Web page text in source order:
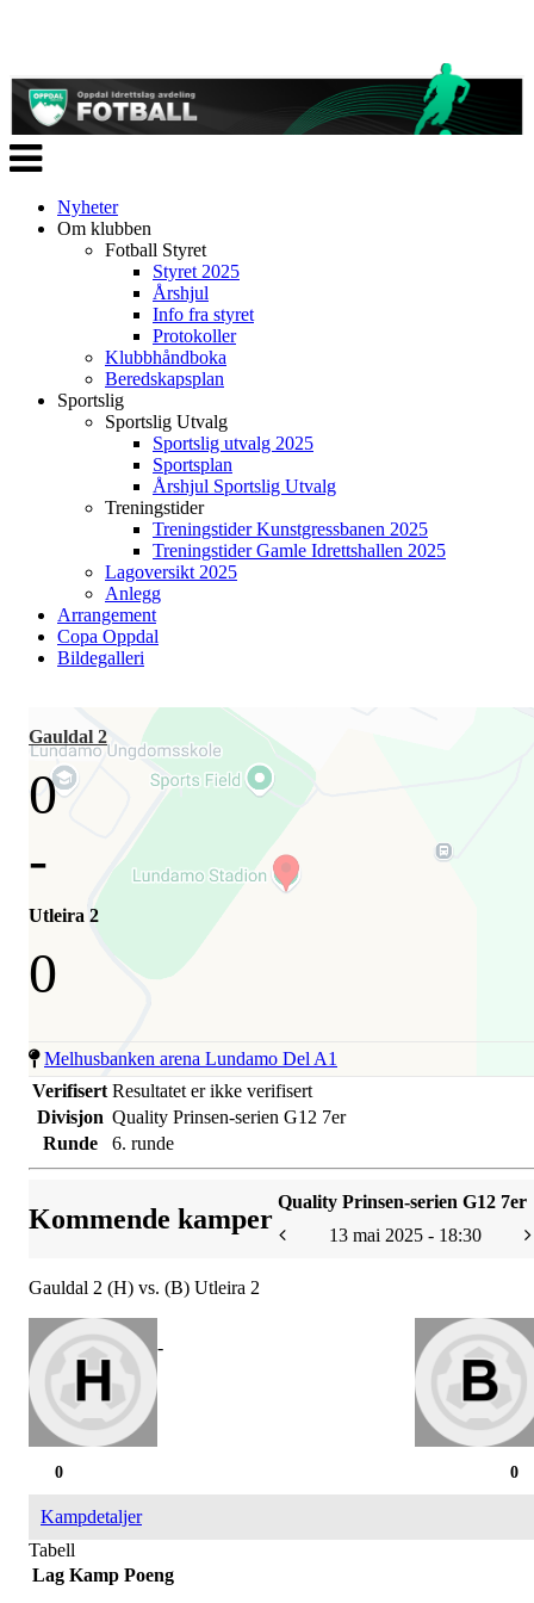
Veksle
navigasjon
Nyheter
Om klubben
Fotball Styret
Styret 2025
Årshjul
Info fra styret
Protokoller
Klubbhåndboka
Beredskapsplan
Sportslig
Sportslig Utvalg
Sportslig utvalg 2025
Sportsplan
Årshjul Sportslig Utvalg
Treningstider
Treningstider Kunstgressbanen 2025
Treningstider Gamle Idrettshallen 2025
Lagoversikt 2025
Anlegg
Arrangement
Copa Oppdal
Bildegalleri
Gauldal 2
0
-
Utleira 2
0
Melhusbanken arena Lundamo Del A1
Verifisert Resultatet er ikke verifisert
Divisjon Quality Prinsen-serien G12 7er
Runde
6. runde
Kommende kamper
Quality Prinsen-serien G12 7er
13 mai 2025 - 18:30
Gauldal 2 (H) vs. (B) Utleira 2
-
0
0
Kampdetaljer
Tabell
Lag Kamp Poeng